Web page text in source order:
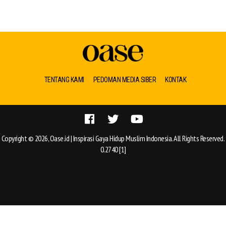
TENTANG KAMI PEDOMAN MEDIA SIBER KONTAK
Copyright © 2026, Oase.id | Inspirasi Gaya Hidup Muslim Indonesia. All Rights Reserved.
0.2740 [1]